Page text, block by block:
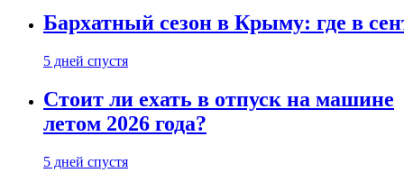
Бархатный сезон в Крыму: где в
5 дней спустя
Стоит ли ехать в отпуск на машине
летом 2026 года?
5 дней спустя